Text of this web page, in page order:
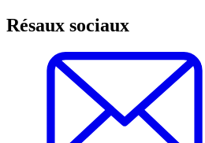
Résaux sociaux